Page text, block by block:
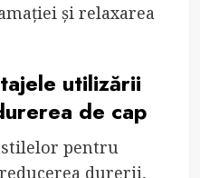
și relaxarea
utilizării
de cap
pentru
durerii,